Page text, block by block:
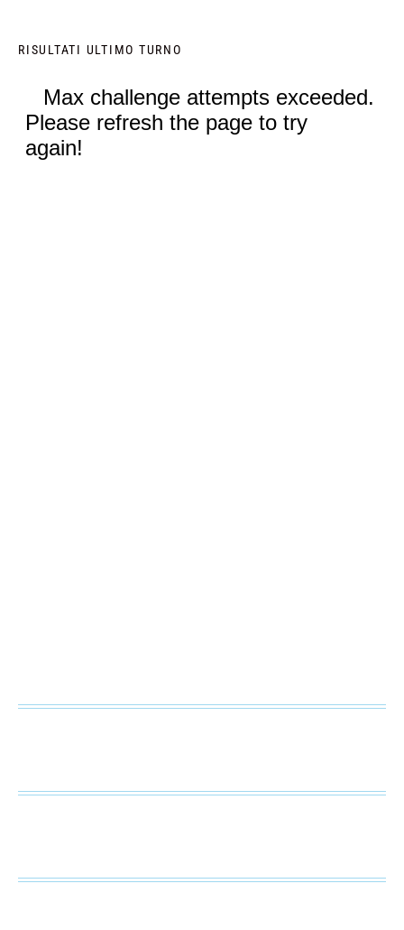
RISULTATI ULTIMO TURNO